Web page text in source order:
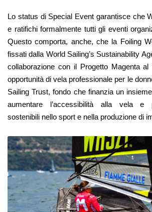
Lo status di Special Event garantisce che
e ratifichi formalmente tutti gli eventi
Questo comporta, anche, che la Foiling
fissati dalla World Sailing’s Sustainability
collaborazione con il Progetto Magenta
opportunità di vela professionale per le
Sailing Trust, fondo che finanzia un
aumentare l’accessibilità alla vela e
sostenibili nello sport e nella produzione di